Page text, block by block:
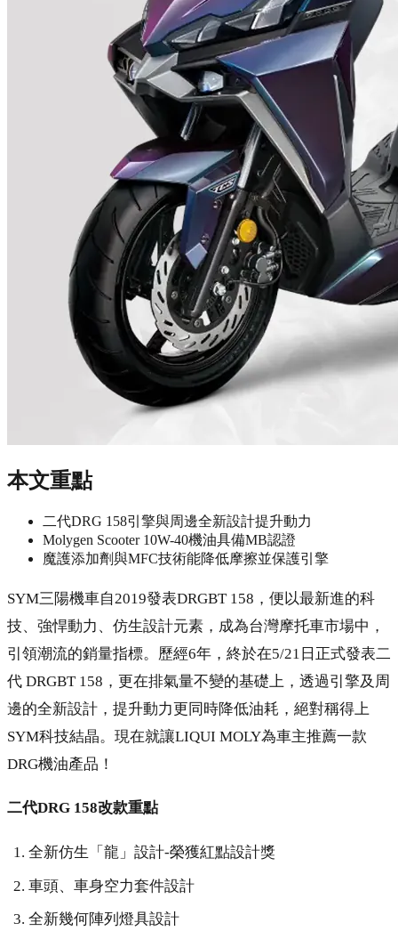
本文重點
二代DRG 158引擎與周邊全新設計提升動力
Molygen Scooter 10W-40機油具備MB認證
魔護添加劑與MFC技術能降低摩擦並保護引擎
SYM三陽機車自2019發表DRGBT 158，便以最新進的科
技、強悍動力、仿生設計元素，成為台灣摩托車市場中，
引領潮流的銷量指標。歷經6年，終於在5/21日正式發表二
代 DRGBT 158，更在排氣量不變的基礎上，透過引擎及周
邊的全新設計，提升動力更同時降低油耗，絕對稱得上
SYM科技結晶。現在就讓LIQUI MOLY為車主推薦一款
DRG機油產品！
二代DRG 158改款重點
全新仿生「龍」設計-榮獲紅點設計獎
車頭、車身空力套件設計
全新幾何陣列燈具設計